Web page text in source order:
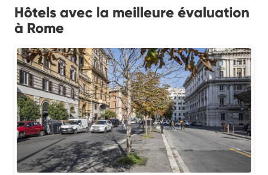
Hôtels avec la meilleure évaluation
à Rome